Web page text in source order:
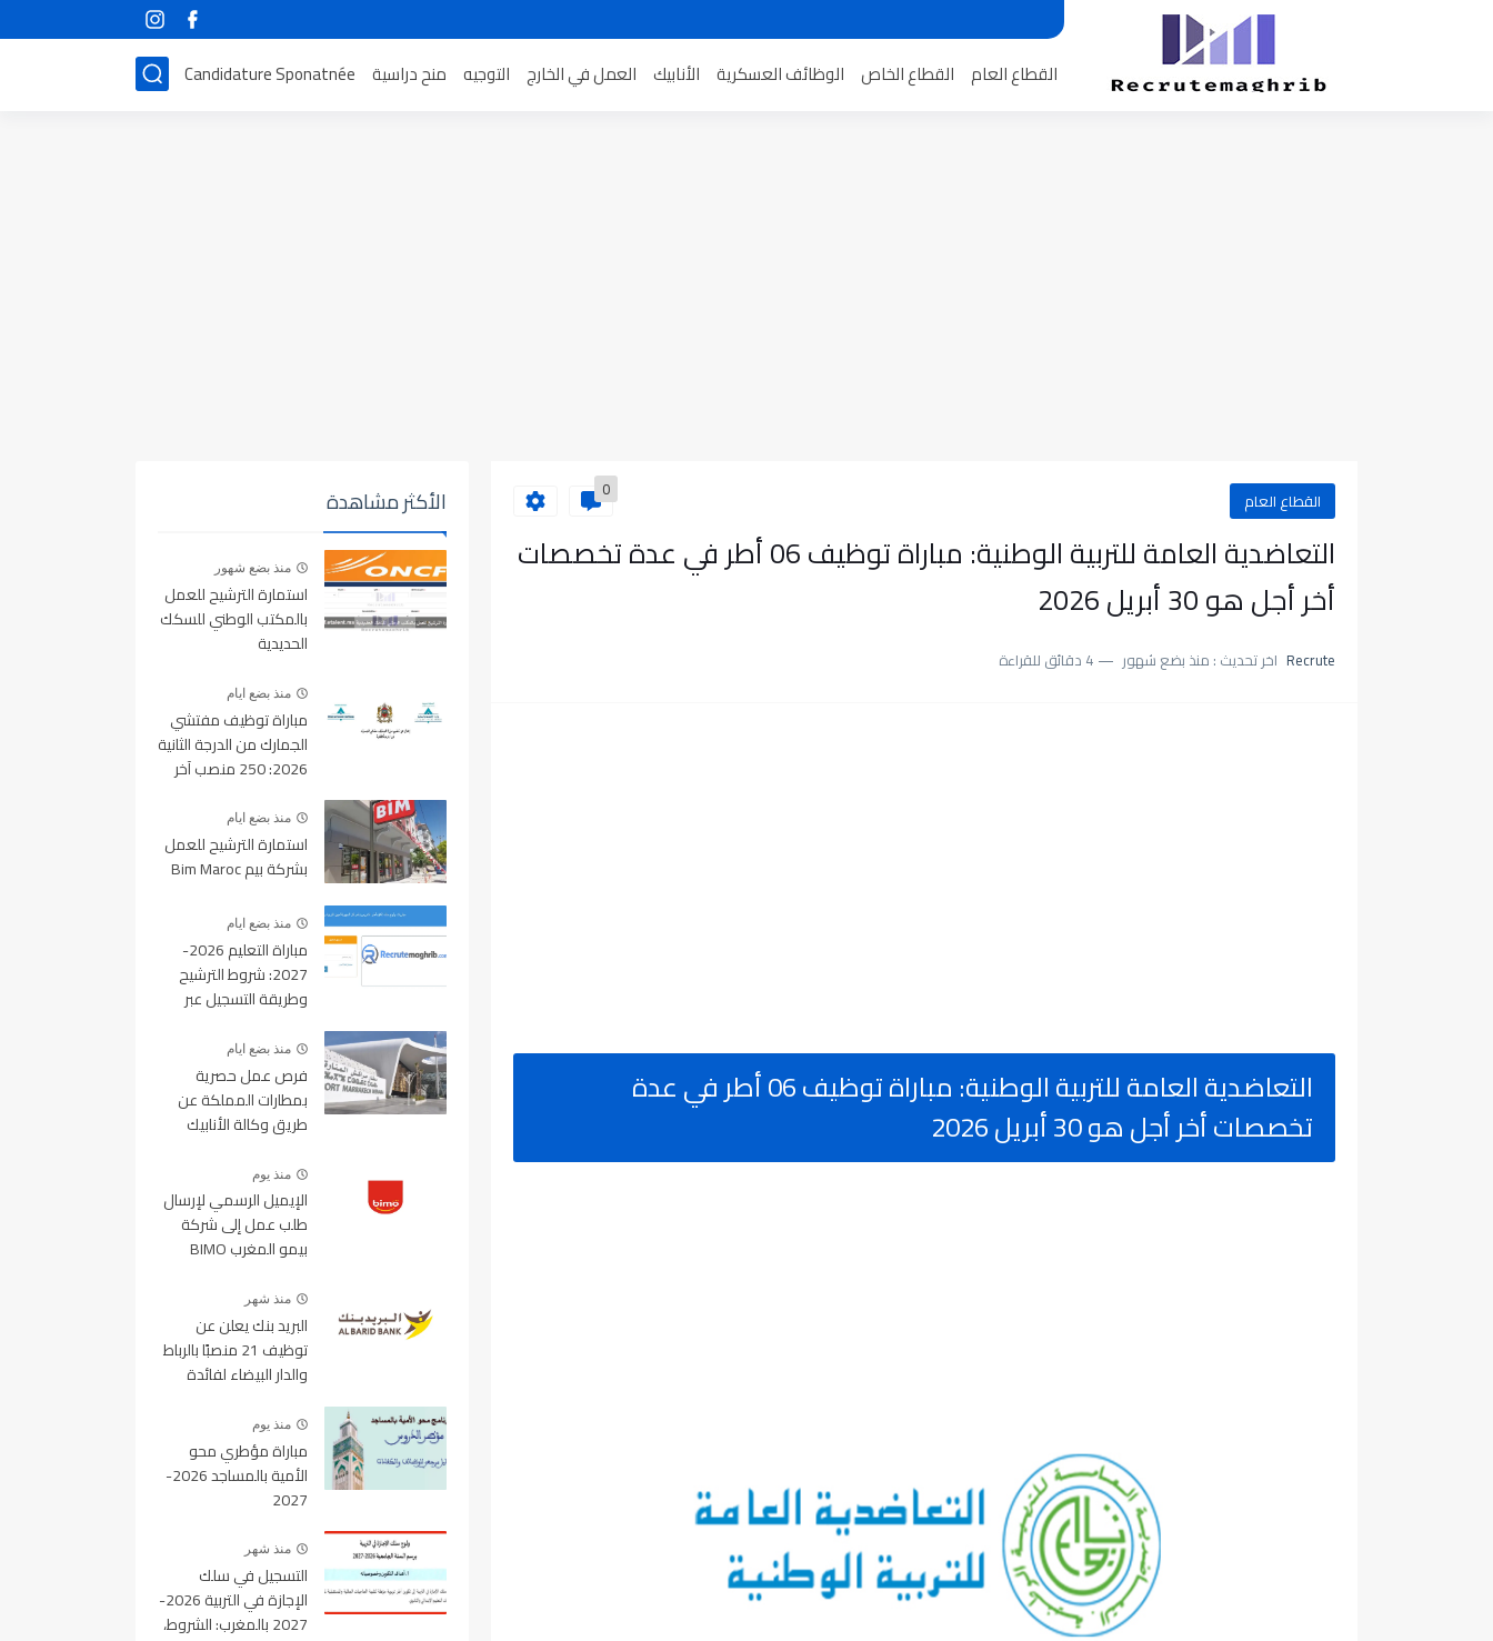
القطاع العام القطاع الخاص الوظائف العسكرية الأنابيك العمل في الخارج التوجيه منح دراسية Candidature Sponatnée
القطاع العام 0
التعاضدية العامة للتربية الوطنية: مباراة توظيف 06 أطر في عدة تخصصات
أخر أجل هو 30 أبريل 2026
Recrute اخر تحديث : منذ بضع شهور 4 دقائق للقراءة
التعاضدية العامة للتربية الوطنية: مباراة توظيف 06 أطر في عدة
تخصصات أخر أجل هو 30 أبريل 2026
الأكثر مشاهدة
منذ بضع شهور
استمارة الترشيح للعمل
بالمكتب الوطني للسكك
الحديدية
منذ بضع ايام
مباراة توظيف مفتشي
الجمارك من الدرجة الثانية
2026: 250 منصب آخر
2026منذ بضع ايام
استمارة الترشيح للعمل
بشركة بيم Bim Maroc
منذ بضع ايام
مباراة التعليم 2026-
2027: شروط الترشيح
وطريقة التسجيل عبر
منذ بضع ايام
فرص عمل حصرية
بمطارات المملكة عن
طريق وكالة الأنابيك
منذ يوم
الإيميل الرسمي لإرسال
طلب عمل إلى شركة
بيمو المغرب BIMO
منذ شهر
البريد بنك يعلن عن
توظيف 21 منصبًا بالرباط
والدار البيضاء لفائدة
والتقنيين
منذ يوم
مباراة مؤطري محو
الأمية بالمساجد 2026-
2027
منذ شهر
التسجيل في سلك
الإجازة في التربية 2026-
2027 بالمغرب: الشروط،